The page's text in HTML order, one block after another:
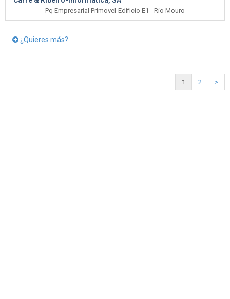
Pq Empresarial Primovel-Edificio E1 - Rio Mouro
¿Quieres más?
1 2 >